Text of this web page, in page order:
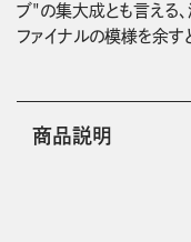
ブ"の集大成とも言える
ファイナルの模様を余す
商品説明